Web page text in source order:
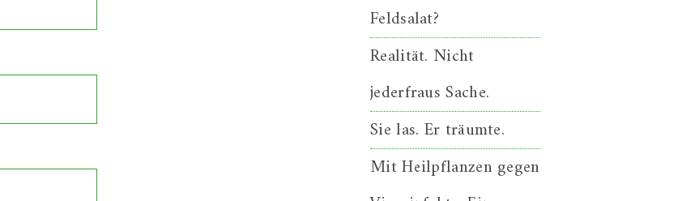
Feldsalat?
Realität. Nicht
jederfraus Sache.
Sie las. Er träumte.
Mit Heilpflanzen gegen